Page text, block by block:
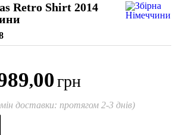
Retro Shirt 2014
,00грн
доставки: протягом 2-3 днів)